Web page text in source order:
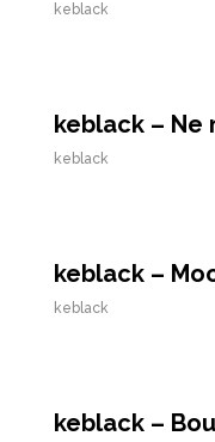
keblack
keblack – Ne
keblack
keblack –
keblack
keblack –